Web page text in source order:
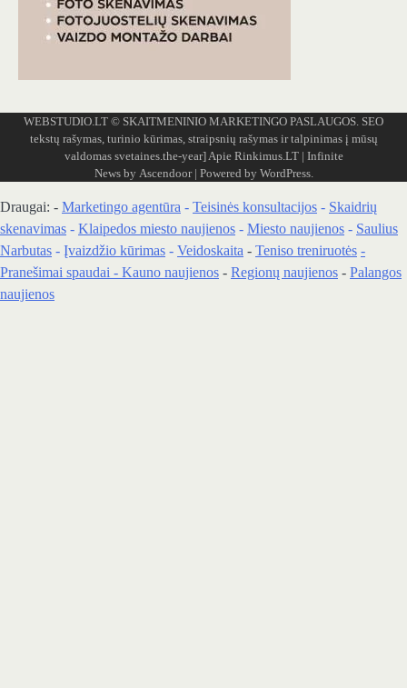
WEBSTUDIO.LT © SKAITMENINIO MARKETINGO PASLAUGOS. SEO
tekstų rašymas, turinio kūrimas, straipsnių rašymas ir talpinimas į mūsų
valdomas svetaines.the-year] Apie Rinkimus.LT| Infinite
News by Ascendoor| Powered by WordPress.
Draugai: - Marketingo agentūra - Teisinės konsultacijos - Skaidrių
skenavimas - Klaipedos miesto naujienos - Miesto naujienos - Saulius
Narbutas - Įvaizdžio kūrimas - Veidoskaita - Teniso treniruotės -
Pranešimai spaudai - Kauno naujienos - Regionų naujienos - Palangos
naujienos